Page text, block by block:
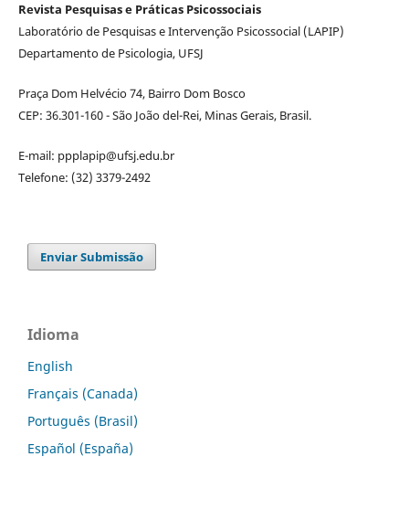
Revista Pesquisas e Práticas Psicossociais
Laboratório de Pesquisas e Intervenção Psicossocial (LAPIP)
Departamento de Psicologia, UFSJ
Praça Dom Helvécio 74, Bairro Dom Bosco
CEP: 36.301-160 - São João del-Rei, Minas Gerais, Brasil.
E-mail: ppplapip@ufsj.edu.br
Telefone: (32) 3379-2492
Enviar Submissão
Idioma
English
Français (Canada)
Português (Brasil)
Español (España)